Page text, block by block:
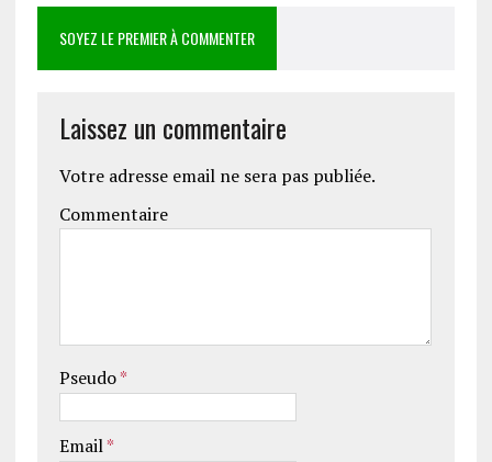
SOYEZ LE PREMIER À COMMENTER
Laissez un commentaire
Votre adresse email ne sera pas publiée.
Commentaire
Pseudo*
Email*